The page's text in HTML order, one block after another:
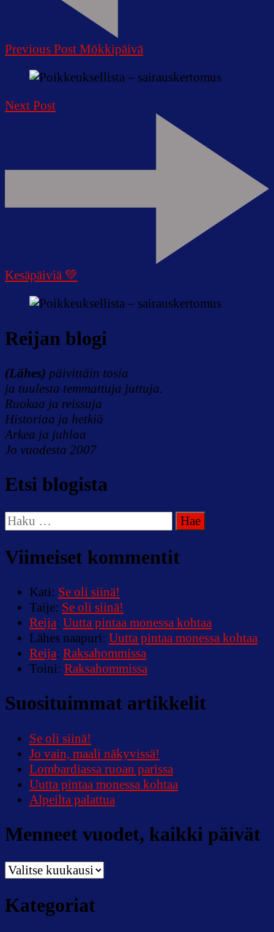
Previous Post Mökkipäivä
Next Post
Kesäpäiviä 💚
Reijan blogi
(Lähes) päivittäin tosia
ja tuulesta temmattuja juttuja.
Ruokaa ja reissuja
Historiaa ja hetkiä
Arkea ja juhlaa
Jo vuodesta 2007
Etsi blogista
Haku:
Viimeiset kommentit
Kati: Se oli siinä!
Taije: Se oli siinä!
Reija: Uutta pintaa monessa kohtaa
Lähes naapuri: Uutta pintaa monessa kohtaa
Reija: Raksahommissa
Toini: Raksahommissa
Suosituimmat artikkelit
Se oli siinä!
Jo vain, maali näkyvissä!
Lombardiassa ruoan parissa
Uutta pintaa monessa kohtaa
Alpeilta palattua
Menneet vuodet, kaikki päivät
Menneet
vuodet,
kaikki
päivät
Kategoriat